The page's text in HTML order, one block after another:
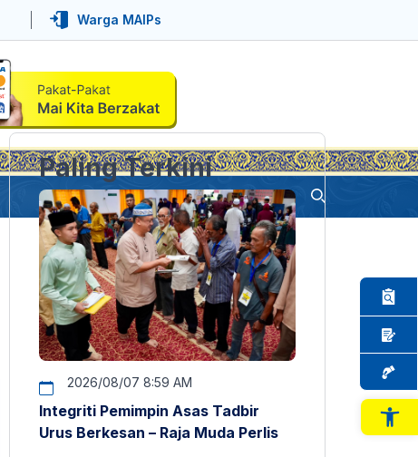
Warga MAIPs
Paling Terkini
2026/08/07 8:59 AM
Integriti Pemimpin Asas Tadbir
Urus Berkesan – Raja Muda Perlis